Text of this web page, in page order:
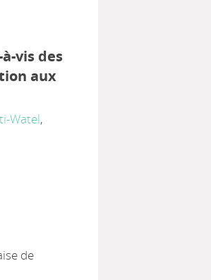
vis des
aux
Watel,
de